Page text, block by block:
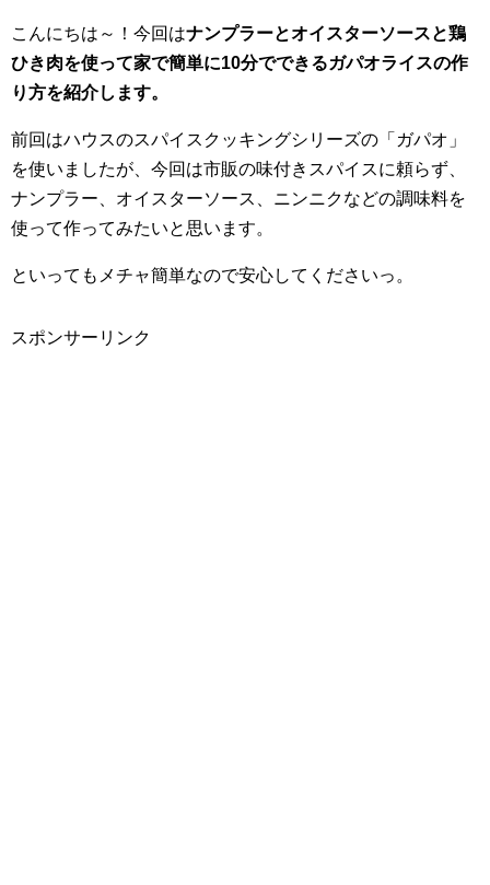
こんにちは～！今回はナンプラーとオイスターソースと鶏
ひき肉を使って家で簡単に10分でできるガパオライスの作
り方を紹介します。
前回はハウスのスパイスクッキングシリーズの「ガパオ」
を使いましたが、今回は市販の味付きスパイスに頼らず、
ナンプラー、オイスターソース、ニンニクなどの調味料を
使って作ってみたいと思います。
といってもメチャ簡単なので安心してくださいっ。
スポンサーリンク